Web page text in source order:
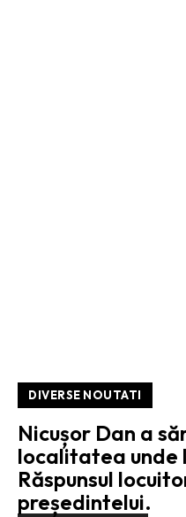
DIVERSE NOUTATI
Nicușor Dan a
localitatea unde
Răspunsul
președintelui.